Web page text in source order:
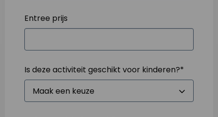
Entree prijs
Is deze activiteit geschikt voor kinderen?*